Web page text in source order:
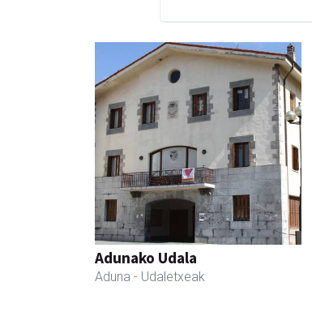
Adunako Udala
Aduna - Udaletxeak